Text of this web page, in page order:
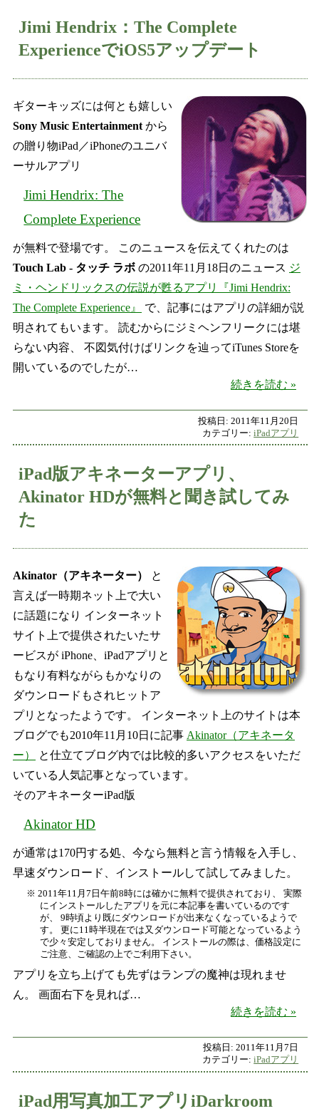
Jimi Hendrix：The Complete
ExperienceでiOS5アップデート
ギターキッズには何とも嬉しい
Sony Music Entertainment から
の贈り物iPad／iPhoneのユニバ
ーサルアプリ
Jimi Hendrix: The
Complete Experience
が無料で登場です。 このニュースを伝えてくれたのは
Touch Lab - タッチ ラボ の2011年11月18日のニュース ジ
ミ・ヘンドリックスの伝説が甦るアプリ『Jimi Hendrix:
The Complete Experience』
で、記事にはアプリの詳細が説
明されてもいます。 読むからにジミヘンフリークには堪
らない内容、 不図気付けばリンクを辿ってiTunes Storeを
開いているのでしたが…
続きを読む Jimi
投稿日:2011年11月20日
カテゴリー:iPadアプリ
iPad版アキネーターアプリ、
Akinator HDが無料と聞き試してみ
た
Akinator（アキネーター）
と
言えば一時期ネット上で大い
に話題になり インターネット
サイト上で提供されたいたサ
ービスが iPhone、iPadアプリと
もなり有料ながらもかなりの
ダウンロードもされヒットア
プリとなったようです。 インターネット上のサイトは本
ブログでも2010年11月10日に記事 Akinator（アキネータ
ー）
と仕立てブログ内では比較的多いアクセスをいただ
いている人気記事となっています。
そのアキネーターiPad版
Akinator HD
が通常は170円する処、今なら無料と言う情報を入手し、
早速ダウンロード、インストールして試してみました。
※ 2011年11月7日午前8時には確かに無料で提供されており、 実際
にインストールしたアプリを元に本記事を書いているのです
が、 9時頃より既にダウンロードが出来なくなっているようで
す。 更に11時半現在では又ダウンロード可能となっているよう
で少々安定しておりません。 インストールの際は、価格設定に
ご注意、ご確認の上でご利用下さい。
アプリを立ち上げても先ずはランプの魔神は現れませ
ん。 画面右下を見れば…
続きを読む iPad
投稿日:2011年11月7日
カテゴリー:iPadアプリ
iPad用写真加工アプリiDarkroom